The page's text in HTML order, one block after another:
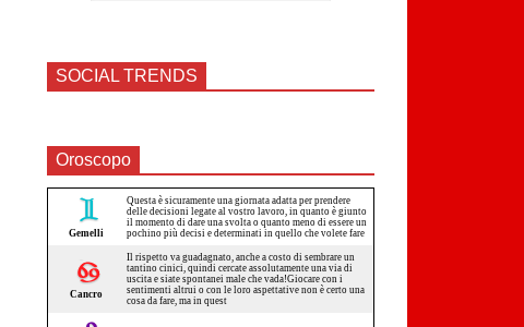
SOCIAL TRENDS
Oroscopo